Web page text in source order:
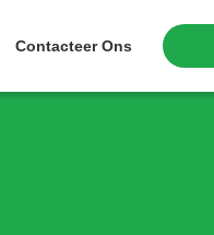
Contacteer Ons